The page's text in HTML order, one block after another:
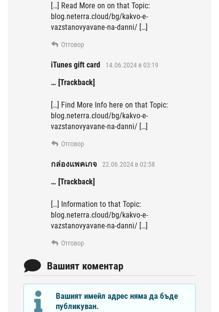
[…] Read More on on that Topic:
blog.neterra.cloud/bg/kakvo-e-
vazstanovyavane-na-danni/ […]
Отговор
iTunes gift card 14.06.2024 в 03:19
… [Trackback]
[…] Find More Info here on that Topic:
blog.neterra.cloud/bg/kakvo-e-
vazstanovyavane-na-danni/ […]
Отговор
กล่องแพคเกจ 22.06.2024 в 02:58
… [Trackback]
[…] Information to that Topic:
blog.neterra.cloud/bg/kakvo-e-
vazstanovyavane-na-danni/ […]
Отговор
Вашият коментар
Вашият имейл адрес няма да бъде
публикуван.